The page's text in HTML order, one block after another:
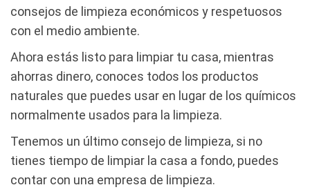
consejos de limpieza económicos y respetuosos
con el medio ambiente.
Ahora estás listo para limpiar tu casa, mientras
ahorras dinero, conoces todos los productos
naturales que puedes usar en lugar de los químicos
normalmente usados para la limpieza.
Tenemos un último consejo de limpieza, si no
tienes tiempo de limpiar la casa a fondo, puedes
contar con una empresa de limpieza.